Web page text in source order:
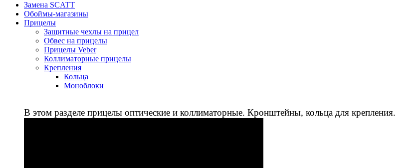
Замена SCATT
Обоймы-магазины
Прицелы
Защитные чехлы на прицел
Обвес на прицелы
Прицелы Veber
Коллиматорные прицелы
Крепления
Кольца
Моноблоки
В этом разделе прицелы оптические и коллиматорные. Кронштейны, кольца для крепления.